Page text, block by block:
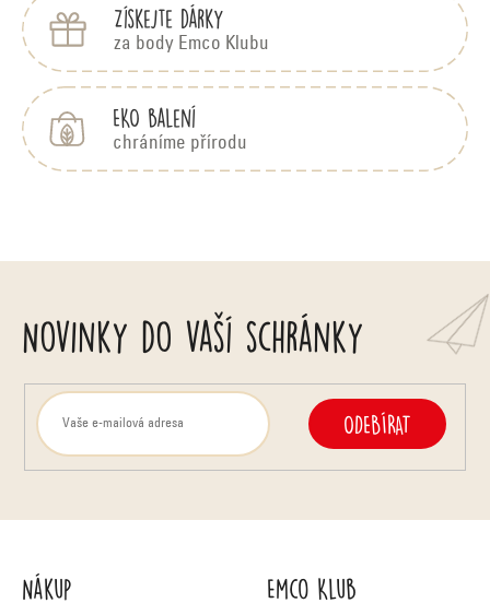
Získejte dárky
za body Emco Klubu
EKO balení
chráníme přírodu
Novinky do vaší schránky
ODEBÍRAT
Nákup Emco Klub